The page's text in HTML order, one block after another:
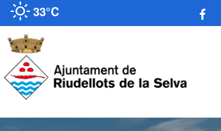
33°C